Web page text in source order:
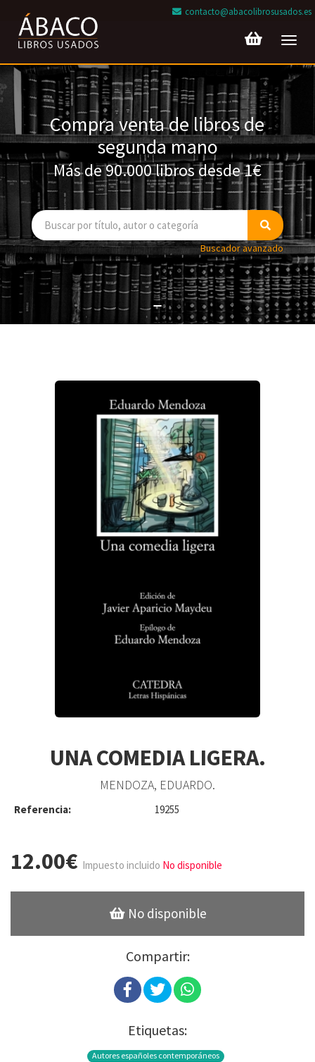
contacto@abacolibrosusados.es
Compra venta de libros de
segunda mano
Más de 90.000 libros desde 1€
Buscador avanzado
UNA COMEDIA LIGERA.
MENDOZA, EDUARDO.
Referencia: 19255
12.00€ Impuesto incluido No disponible
No disponible
Compartir:
Etiquetas:
Autores españoles contemporáneos